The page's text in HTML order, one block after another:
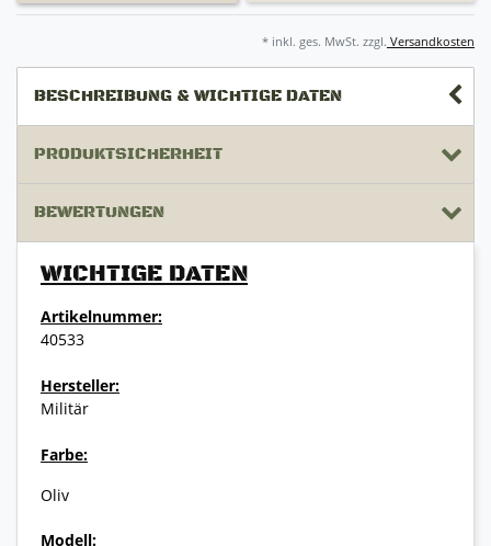
* inkl. ges. MwSt. zzgl. Versandkosten
BESCHREIBUNG & WICHTIGE DATEN
PRODUKTSICHERHEIT
BEWERTUNGEN
WICHTIGE DATEN
Artikelnummer:
40533
Hersteller:
Militär
Farbe:
Oliv
Modell: